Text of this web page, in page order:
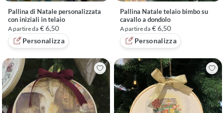
Pallina di Natale personalizzata
con iniziali in telaio
A partire da € 6,50
Personalizza
Pallina Natale telaio bimbo su
cavallo a dondolo
A partire da € 6,50
Personalizza